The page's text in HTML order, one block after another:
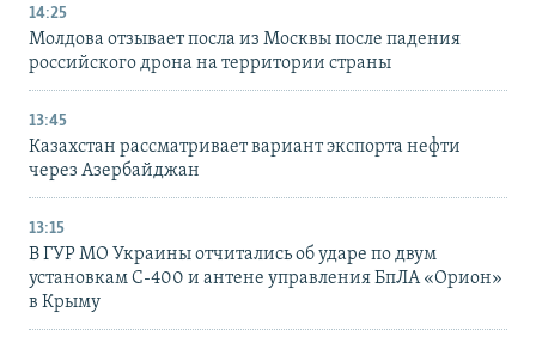
14:25
Молдова отзывает посла из Москвы после падения
российского дрона на территории страны
13:45
Казахстан рассматривает вариант экспорта нефти
через Азербайджан
13:15
В ГУР МО Украины отчитались об ударе по двум
установкам С-400 и антене управления БпЛА «Орион»
в Крыму